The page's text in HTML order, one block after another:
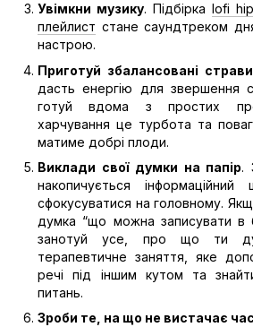
Увімкни музику. Підбірка lofi
плейлист стане саундтреком
настрою.
Приготуй збалансовані страви
дасть енергію для звершення
готуй вдома з простих
харчування це турбота та
матиме добрі плоди.
Виклади свої думки на папір.
накопичується
сфокусуватися на головному.
думка “що можна записувати в
занотуй усе, про що ти
терапевтичне заняття, яке
речі під іншим кутом та
питань.
Зроби те, на що не вистачає